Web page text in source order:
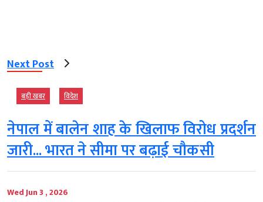
Next Post
बड़ी खबर विदेश
नेपाल में बालेन शाह के खिलाफ विरोध प्रदर्शन
जारी... भारत ने सीमा पर बढ़ाई चौकसी
Wed Jun 3 , 2026